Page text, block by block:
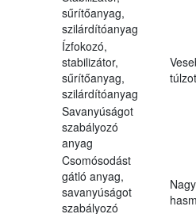
sűrítőanyag,
szilárdítóanyag
Ízfokozó,
stabilizátor,
sűrítőanyag,
szilárdítóanyag
Savanyúságot
szabályozó
anyag
Csomósodást
gátló anyag,
savanyúságot
szabályozó